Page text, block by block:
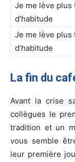
Je me lève plus
d’habitude
Je me lève plus
d’habitude
La fin du
Avant la crise
collègues le
tradition et un
vous semble
leur première